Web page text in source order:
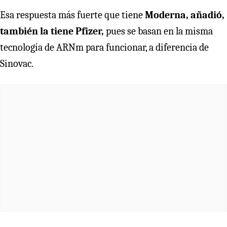
Esa respuesta más fuerte que tieneModerna, añadió,
también la tiene Pfizer, pues se basan en la misma
tecnología de ARNm para funcionar, a diferencia de
Sinovac.